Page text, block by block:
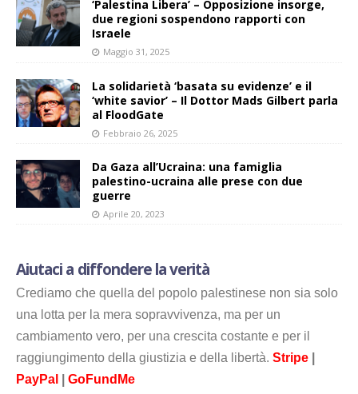
‘Palestina Libera’ – Opposizione insorge,
due regioni sospendono rapporti con
Israele
Maggio 31, 2025
La solidarietà ‘basata su evidenze’ e il
‘white savior’ – Il Dottor Mads Gilbert parla
al FloodGate
Febbraio 26, 2025
Da Gaza all’Ucraina: una famiglia
palestino-ucraina alle prese con due
guerre
Aprile 20, 2023
Aiutaci a diffondere la verità
Crediamo che quella del popolo palestinese non sia solo
una lotta per la mera sopravvivenza, ma per un
cambiamento vero, per una crescita costante e per il
raggiungimento della giustizia e della libertà. Stripe
PayPal
GoFundMe